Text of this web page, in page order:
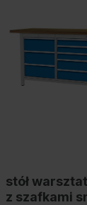
stół
z szafkami